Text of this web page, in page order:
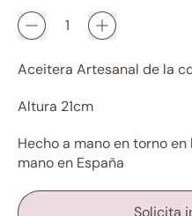
Aceitera Artesanal de la
Altura 21cm
Hecho a mano en torno
mano en España